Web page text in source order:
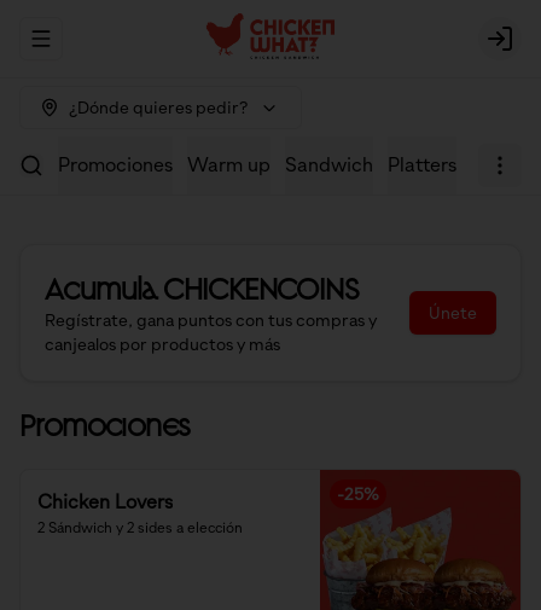
Abrir menu de navegación
¿Dónde quieres pedir?
Promociones Warm up Sandwich Platters Wraps
AcumulaCHICKENCOINS
Regístrate, gana puntos con tus compras y
canjealos por productos y más
Únete
Promociones
-25%
Chicken Lovers
2 Sándwich y 2 sides a elección